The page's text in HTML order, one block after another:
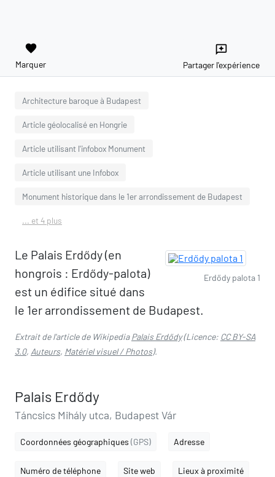
favorite
Marquer
reviews
Partager l'expérience
Architecture baroque à Budapest
Article géolocalisé en Hongrie
Article utilisant l'infobox Monument
Article utilisant une Infobox
Monument historique dans le 1er arrondissement de Budapest
... et 4 plus
Erdődy palota 1
Le Palais Erdődy (en
hongrois : Erdődy-palota)
est un édifice situé dans
le 1er arrondissement de Budapest.
Extrait de l'article de WikipediaPalais Erdődy(Licence: CC BY-SA
3.0, Auteurs, Matériel visuel / Photos).
Palais Erdődy
Táncsics Mihály utca, Budapest Vár
Coordonnées géographiques (GPS) Adresse
Numéro de téléphone Site web Lieux à proximité